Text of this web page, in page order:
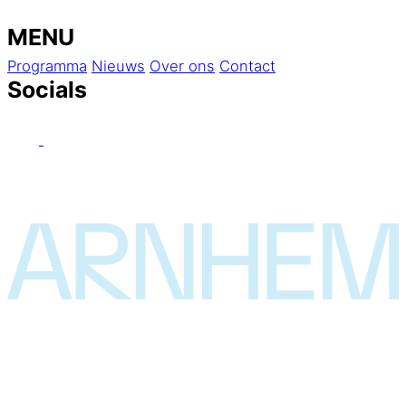
MENU
Programma Nieuws Over ons Contact
Socials